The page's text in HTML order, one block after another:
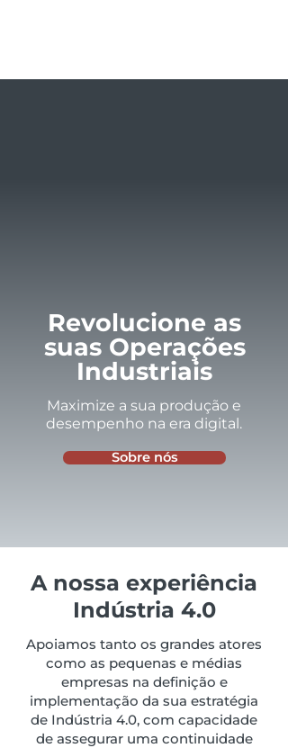
Revolucione as
suas Operações
Industriais
Maximize a sua produção e
desempenho na era digital.
Sobre nós
A nossa experiência
Indústria 4.0
Apoiamos tanto os grandes atores
como as pequenas e médias
empresas na definição e
implementação da sua estratégia
de Indústria 4.0, com capacidade
de assegurar uma continuidade